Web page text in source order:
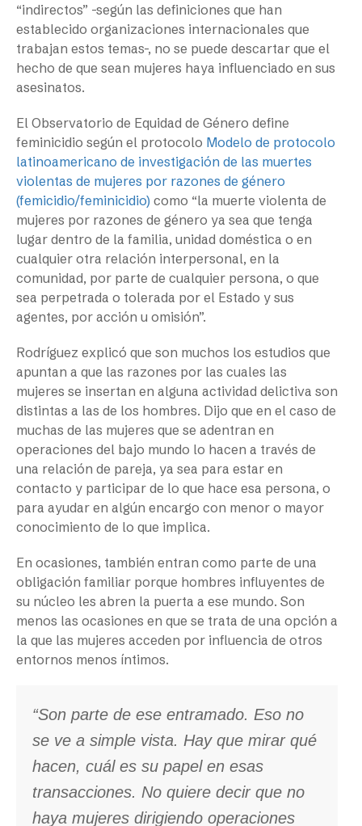
“indirectos” -según las definiciones que han
establecido organizaciones internacionales que
trabajan estos temas-, no se puede descartar que el
hecho de que sean mujeres haya influenciado en sus
asesinatos.
El Observatorio de Equidad de Género define
feminicidio según el protocolo Modelo de protocolo
latinoamericano de investigación de las muertes
violentas de mujeres por razones de género
(femicidio/feminicidio) como “la muerte violenta de
mujeres por razones de género ya sea que tenga
lugar dentro de la familia, unidad doméstica o en
cualquier otra relación interpersonal, en la
comunidad, por parte de cualquier persona, o que
sea perpetrada o tolerada por el Estado y sus
agentes, por acción u omisión”.
Rodríguez explicó que son muchos los estudios que
apuntan a que las razones por las cuales las
mujeres se insertan en alguna actividad delictiva son
distintas a las de los hombres. Dijo que en el caso de
muchas de las mujeres que se adentran en
operaciones del bajo mundo lo hacen a través de
una relación de pareja, ya sea para estar en
contacto y participar de lo que hace esa persona, o
para ayudar en algún encargo con menor o mayor
conocimiento de lo que implica.
En ocasiones, también entran como parte de una
obligación familiar porque hombres influyentes de
su núcleo les abren la puerta a ese mundo. Son
menos las ocasiones en que se trata de una opción a
la que las mujeres acceden por influencia de otros
entornos menos íntimos.
“Son parte de ese entramado. Eso no
se ve a simple vista. Hay que mirar qué
hacen, cuál es su papel en esas
transacciones. No quiere decir que no
haya mujeres dirigiendo operaciones